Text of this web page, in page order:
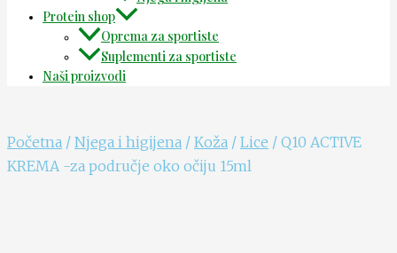
Protein shop
Oprema za sportiste
Suplementi za sportiste
Naši proizvodi
Početna / Njega i higijena / Koža / Lice / Q10 ACTIVE
KREMA -za područje oko očiju 15ml